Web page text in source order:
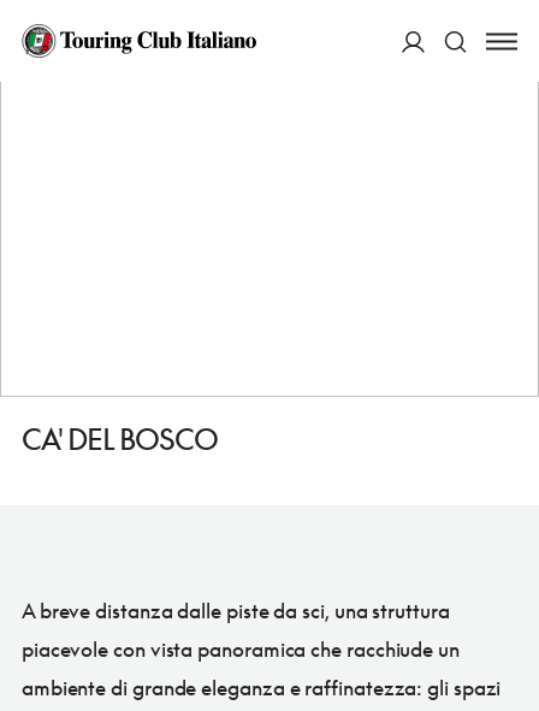
HOME
CA' DEL BOSCO
A breve distanza dalle piste da sci, una struttura
piacevole con vista panoramica che racchiude un
ambiente di grande eleganza e raffinatezza: gli spazi